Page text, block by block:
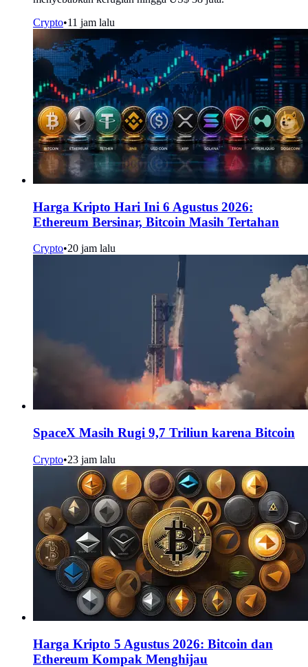
Crypto•11 jam lalu
Harga Kripto Hari Ini 6 Agustus 2026:
Ethereum Bersinar, Bitcoin Masih Tertahan
Crypto•20 jam lalu
SpaceX Masih Rugi 9,7 Triliun karena Bitcoin
Crypto•23 jam lalu
Harga Kripto 5 Agustus 2026: Bitcoin dan
Ethereum Kompak Menghijau